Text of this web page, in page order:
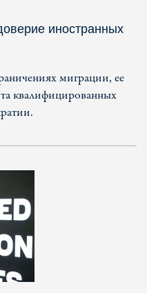
иностранных
миграции, ее
квалифицированных